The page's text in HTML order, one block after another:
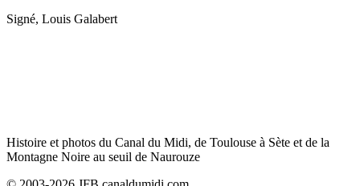
Signé, Louis Galabert
Histoire et photos du Canal du Midi, de Toulouse à Sète et de la
Montagne Noire au seuil de Naurouze